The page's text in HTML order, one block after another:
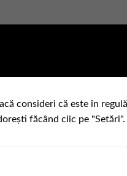
consideri că este în
făcând clic pe "Setări".